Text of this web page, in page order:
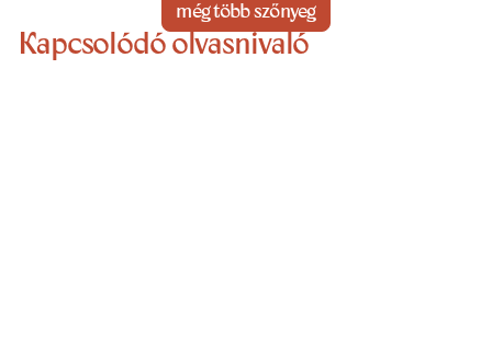
még több szőnyeg
Kapcsolódó olvasnivaló